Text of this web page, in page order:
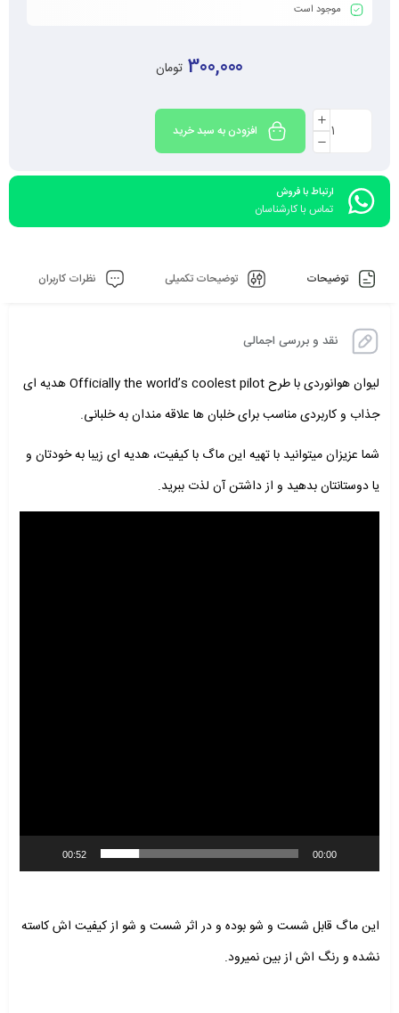
موجود است
300,000 تومان
افزودن به سبد خرید
ارتباط با فروش
تماس با کارشناسان
توضیحات توضیحات تکمیلی نظرات کاربران
نقد و بررسی اجمالی
لیوان هوانوردی با طرح Officially the world’s coolest pilot
هدیه ای
جذاب و کاربردی مناسب برای خلبان ها علاقه مندان به خلبانی.
شما عزیزان میتوانید با تهیه این ماگ با کیفیت، هدیه ای زیبا به خودتان و
یا دوستانتان بدهید و از داشتن آن لذت ببرید.
00:00
00:52
این ماگ قابل شست و شو بوده و در اثر شست و شو از کیفیت اش کاسته
نشده و رنگ اش از بین نمیرود.